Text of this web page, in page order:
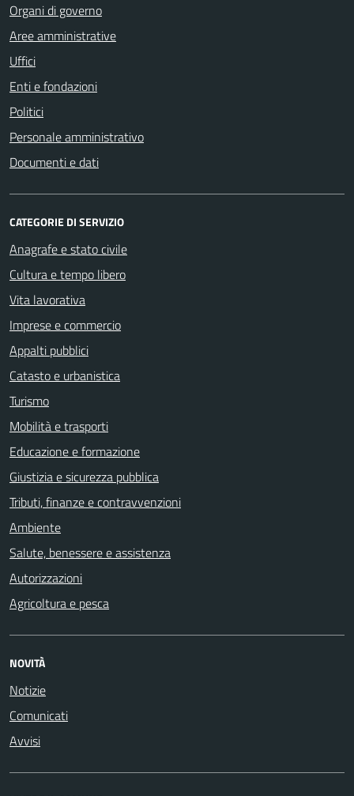
Organi di governo
Aree amministrative
Uffici
Enti e fondazioni
Politici
Personale amministrativo
Documenti e dati
CATEGORIE DI SERVIZIO
Anagrafe e stato civile
Cultura e tempo libero
Vita lavorativa
Imprese e commercio
Appalti pubblici
Catasto e urbanistica
Turismo
Mobilità e trasporti
Educazione e formazione
Giustizia e sicurezza pubblica
Tributi, finanze e contravvenzioni
Ambiente
Salute, benessere e assistenza
Autorizzazioni
Agricoltura e pesca
NOVITÀ
Notizie
Comunicati
Avvisi